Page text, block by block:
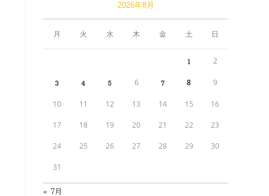
2026年8月
月 火 水 木 金 土 日
1 2
3 4 5 6 7 8 9
10 11 12 13 14 15 16
17 18 19 20 21 22 23
24 25 26 27 28 29 30
31
« 7月